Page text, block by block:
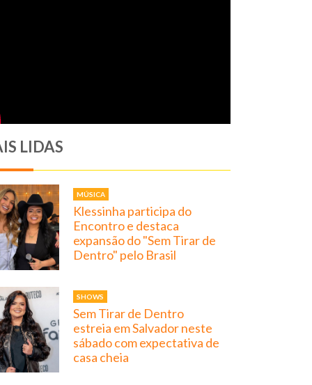
LIDAS
MÚSICA
Klessinha participa do
Encontro e destaca
expansão do "Sem Tirar de
Dentro" pelo Brasil
SHOWS
Sem Tirar de Dentro
estreia em Salvador neste
sábado com expectativa de
casa cheia